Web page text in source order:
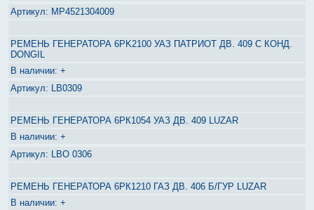
MP4521304009
РЕМЕНЬ ГЕНЕРАТОРА 6PK2100 УАЗ ПАТРИОТ ДВ. 409 С КОНД.
DONGIL
+
LB0309
РЕМЕНЬ ГЕНЕРАТОРА 6РК1054 УАЗ ДВ. 409 LUZAR
+
LBO 0306
РЕМЕНЬ ГЕНЕРАТОРА 6РК1210 ГАЗ ДВ. 406 Б/ГУР LUZAR
+